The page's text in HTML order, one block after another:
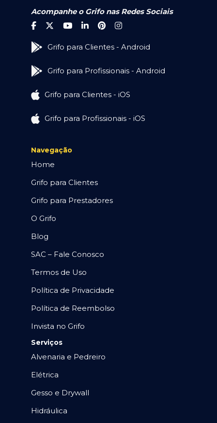
Acompanhe o Grifo nas Redes Sociais
Grifo para Clientes - Android
Grifo para Profissionais - Android
Grifo para Clientes - iOS
Grifo para Profissionais - iOS
Navegação
Home
Grifo para Clientes
Grifo para Prestadores
O Grifo
Blog
SAC – Fale Conosco
Termos de Uso
Política de Privacidade
Política de Reembolso
Invista no Grifo
Serviços
Alvenaria e Pedreiro
Elétrica
Gesso e Drywall
Hidráulica